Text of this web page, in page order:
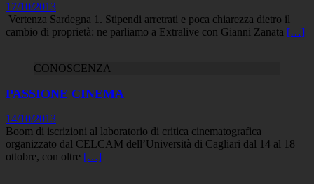
17/10/2013
Vertenza Sardegna 1. Stipendi arretrati e poca chiarezza dietro il
cambio di proprietà: ne parliamo a Extralive con Gianni Zanata […]
CONOSCENZA
PASSIONE CINEMA
14/10/2013
Boom di iscrizioni al laboratorio di critica cinematografica
organizzato dal CELCAM dell’Università di Cagliari dal 14 al 18
ottobre, con oltre […]